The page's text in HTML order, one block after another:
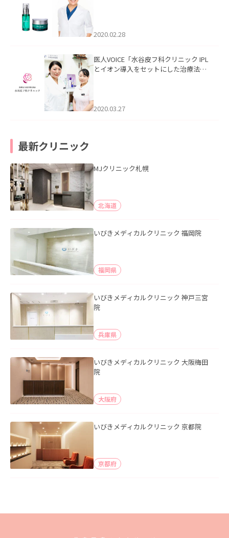
2020.02.28
医人VOICE「水谷皮フ科クリニック IPL
とイオン導入をセットにした治療法」
2020.03.27
最新クリニック
MJクリニック札幌
北海道
いびきメディカルクリニック 福岡院
福岡県
いびきメディカルクリニック 神戸三宮
院
兵庫県
いびきメディカルクリニック 大阪梅田
院
大阪府
いびきメディカルクリニック 京都院
京都府